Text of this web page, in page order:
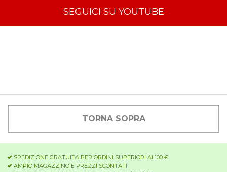
SEGUICI SU YOUTUBE
TORNA SOPRA
SPEDIZIONE GRATUITA PER ORDINI SUPERIORI AI 100 €
AMPIO MAGAZZINO E PREZZI SCONTATI